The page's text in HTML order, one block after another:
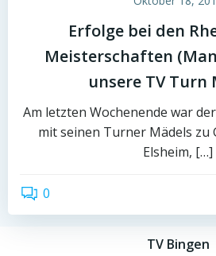
Erfolge bei den
Meisterschaften
unsere TV Turn
Am letzten Wochenende war
mit seinen Turner Mädels zu
Elsheim, […]
0
TV Bingen